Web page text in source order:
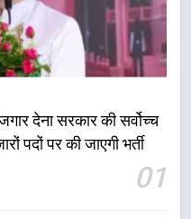
देना सरकार की सर्वोच्च
पदों पर की जाएगी भर्ती
01
बैठक में 25 विकास प्रस्तावों
देहरादून-मसूरी के
को मिलेगी रफ्तार